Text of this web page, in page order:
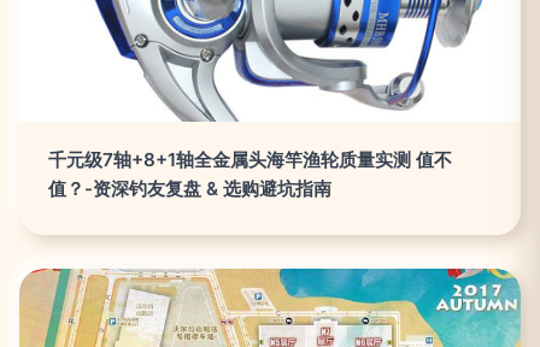
千元级7轴+8+1轴全金属头海竿渔轮质量实测 值不
值？-资深钓友复盘 & 选购避坑指南